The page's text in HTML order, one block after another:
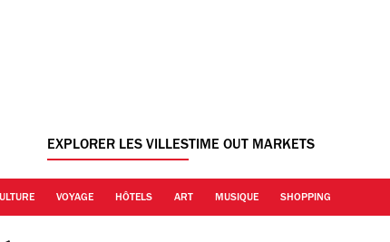
EXPLORER LES VILLESTIME OUT MARKETS
VOYAGE HÔTELS ART MUSIQUE SHOPPING